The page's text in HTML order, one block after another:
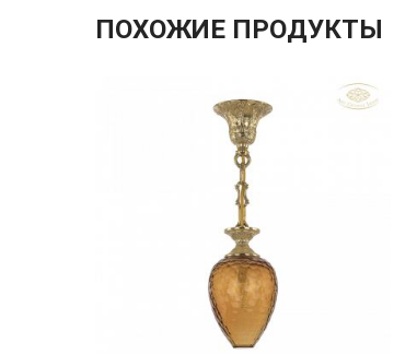
ПОХОЖИЕ ПРОДУКТЫ